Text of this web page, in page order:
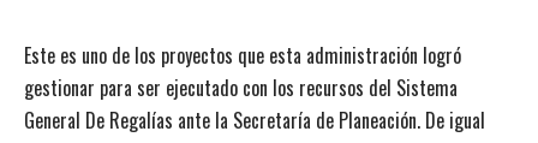
Este es uno de los proyectos que esta administración logró
gestionar para ser ejecutado con los recursos del Sistema
General De Regalías ante la Secretaría de Planeación. De igual